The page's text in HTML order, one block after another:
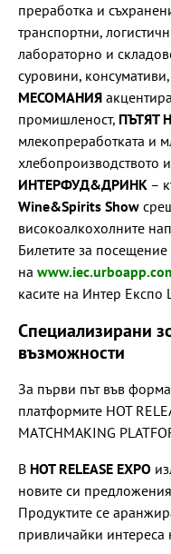
преработка и
транспортни,
лабораторно и
суровини,
МЕСОМАНИЯ
промишленост, ПЪТЯТ
млекопреработката и
хлебопроизводството
ИНТЕРФУД&ДРИНК –
Wine&Spirits Show
високоалкохолните
Билетите за
на
касите на Интер Експо
Специализирани
възможности
За първи път във
платформите HOT
МАTCHMAKING
В HOT RELEASE EXPO
новите си
Продуктите се
привличайки интереса